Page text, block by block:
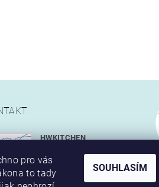
HWKITCHEN
hwkitchen.cz
+420 777 349 252
pro vás
to tady
SOUHLASÍM